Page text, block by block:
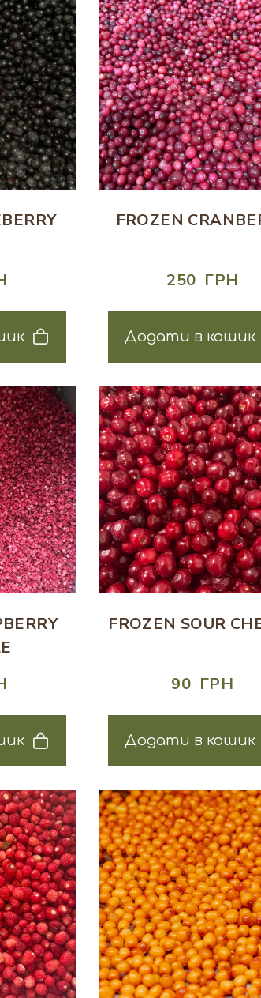
FROZEN
250  ГРН
Додати в кошик
FROZEN SOUR
90  ГРН
Додати в кошик